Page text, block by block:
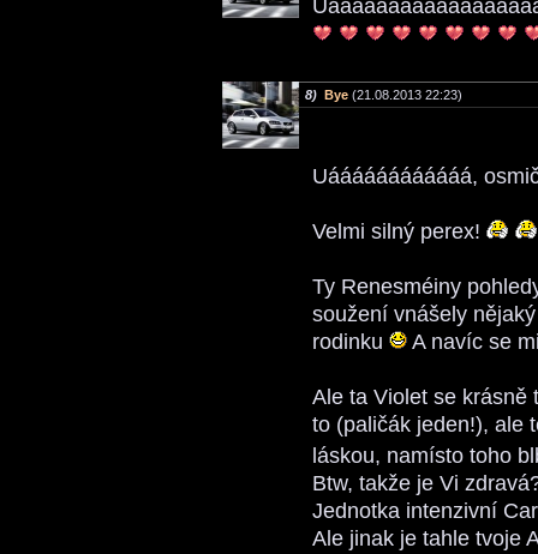
8) Bye (21.08.2013 22:23)
Uáááááááááááá,
Velmi silný perex!
Ty Renesméiny
soužení vnášely
rodinku
A navíc se
Ale ta Violet se
to (paličák jeden!), ale
láskou, namísto toho
Btw, takže je Vi
Jednotka intenzivní
Ale jinak je tahle tvoje